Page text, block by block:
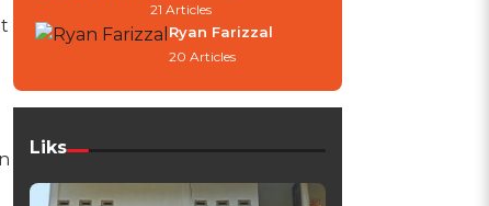
21 Articles
Ryan Farizzal
20 Articles
Liks